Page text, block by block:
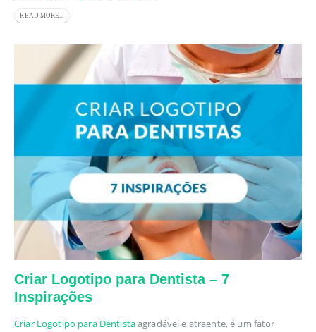
READ MORE...
Criar Logotipo para Dentista – 7
Inspirações
Criar Logotipo para Dentistaagradável e atraente, é um fator